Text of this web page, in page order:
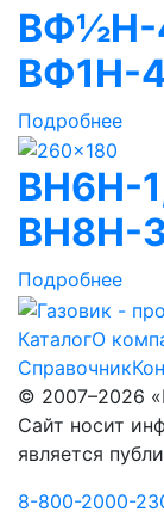
ВФ½Н-
ВФ1Н-
Подробнее
ВН6Н-
ВН8H-
Подробнее
КаталогО
Справочник
© 2007–2026
Сайт носит
является
8-800-2000-